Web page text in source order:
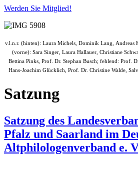
Werden Sie Mitglied!
v.l.n.r. (hinten): Laura Michels, Dominik Lang, Andreas
(vorne): Sara Singer, Laura Hallauer, Christiane
Bettina Pinks, Prof. Dr. Stephan Busch; fehlend: Prof.
Hans-Joachim Glücklich,
Prof. Dr. Christine Walde,
Satzung
Satzung des
Pfalz und Saarland im
Altphilologenverband e.